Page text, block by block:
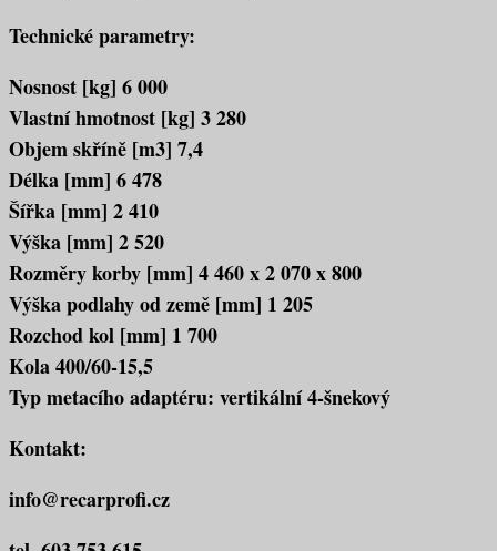
Technické parametry:
Nosnost [kg] 6 000
Vlastní hmotnost [kg] 3 280
Objem skříně [m3] 7,4
Délka [mm] 6 478
Šířka [mm] 2 410
Výška [mm] 2 520
Rozměry korby [mm] 4 460 x 2 070 x 800
Výška podlahy od země [mm] 1 205
Rozchod kol [mm] 1 700
Kola 400/60-15,5
Typ metacího adaptéru: vertikální 4-šnekový
Kontakt:
info@recarprofi.cz